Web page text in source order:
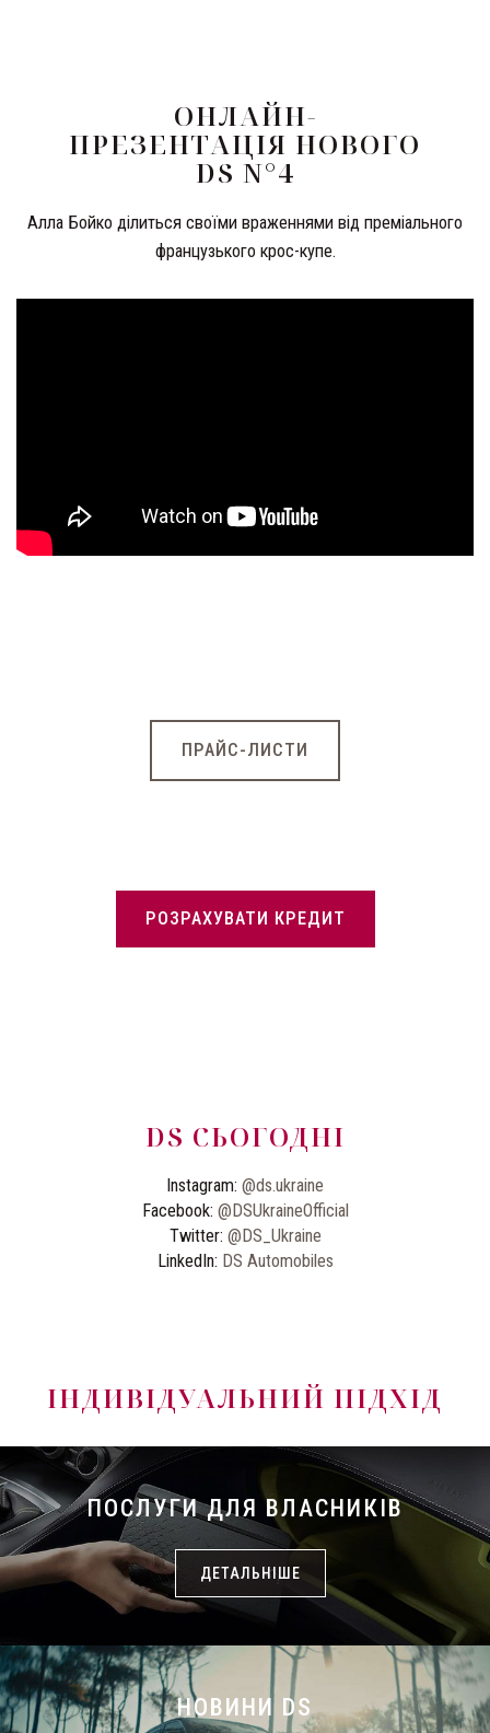
ОНЛАЙН-
ПРЕЗЕНТАЦІЯ НОВОГО
DS N°4
Алла Бойко ділиться своїми враженнями від преміального
французького крос-купе.
ПРАЙС-ЛИСТИ
РОЗРАХУВАТИ КРЕДИТ
DS СЬОГОДНІ
Instagram: @ds.ukraine
Facebook: @DSUkraineOfficial
Twitter: @DS_Ukraine
LinkedIn: DS Automobiles
ІНДИВІДУАЛЬНИЙ ПІДХІД
ПОСЛУГИ ДЛЯ ВЛАСНИКІВ
ДЕТАЛЬНІШЕ
НОВИНИ DS